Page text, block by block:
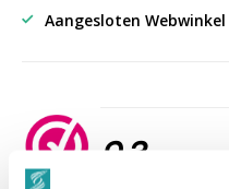
Aangesloten
9,3